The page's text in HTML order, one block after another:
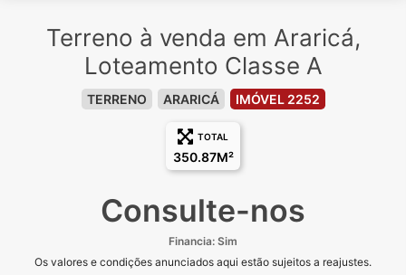
Terreno à venda em Araricá,
Loteamento Classe A
TERRENO ARARICÁ IMÓVEL 2252
TOTAL
350.87M²
Consulte-nos
Financia: Sim
Os valores e condições anunciados aqui estão sujeitos a reajustes.